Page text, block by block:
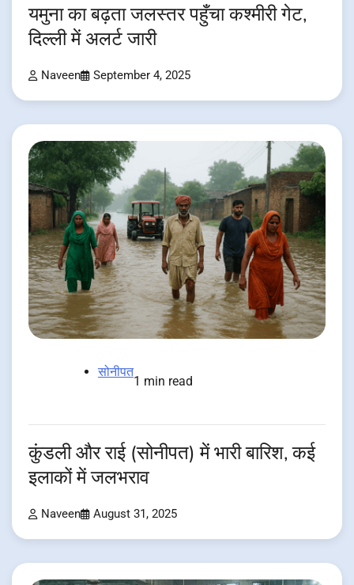
यमुना का बढ़ता जलस्तर पहुँचा कश्मीरी गेट,
दिल्ली में अलर्ट जारी
Naveen September 4, 2025
सोनीपत
1 min read
कुंडली और राई (सोनीपत) में भारी बारिश, कई
इलाकों में जलभराव
Naveen August 31, 2025